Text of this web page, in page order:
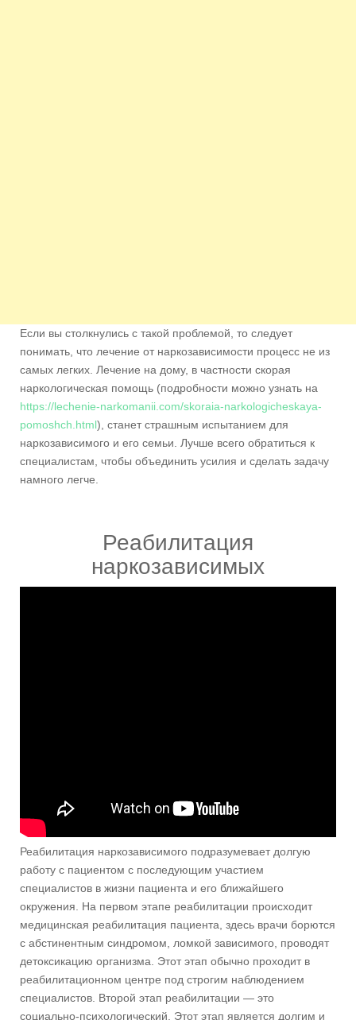
Если вы столкнулись с такой проблемой, то следует
понимать, что лечение от наркозависимости процесс не из
самых легких. Лечение на дому, в частности скорая
наркологическая помощь (подробности можно узнать на
https://lechenie-narkomanii.com/skoraia-narkologicheskaya-
pomoshch.html), станет страшным испытанием для
наркозависимого и его семьи. Лучше всего обратиться к
специалистам, чтобы объединить усилия и сделать задачу
намного легче.
Реабилитация
наркозависимых
Реабилитация наркозависимого подразумевает долгую
работу с пациентом с последующим участием
специалистов в жизни пациента и его ближайшего
окружения. На первом этапе реабилитации происходит
медицинская реабилитация пациента, здесь врачи борются
с абстинентным синдромом, ломкой зависимого, проводят
детоксикацию организма. Этот этап обычно проходит в
реабилитационном центре под строгим наблюдением
специалистов. Второй этап реабилитации — это
социально-психологический. Этот этап является долгим и